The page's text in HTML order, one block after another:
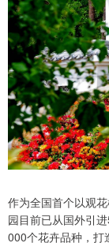
作为全国首个以观
园目前已从国外引
000个花卉品种，打